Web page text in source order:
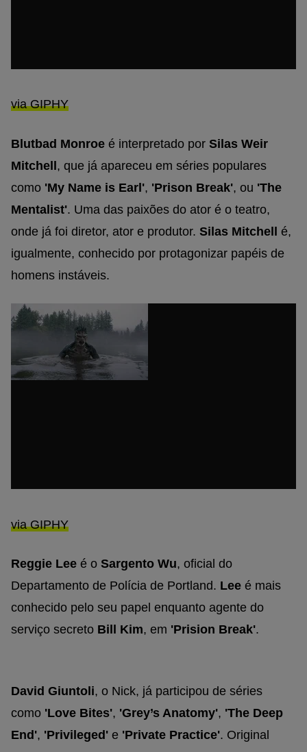
via GIPHY
Blutbad Monroe é interpretado por Silas Weir
Mitchell, que já apareceu em séries populares
como 'My Name is Earl', 'Prison Break', ou 'The
Mentalist'. Uma das paixões do ator é o teatro,
onde já foi diretor, ator e produtor. Silas Mitchell é,
igualmente, conhecido por protagonizar papéis de
homens instáveis.
via GIPHY
Reggie Lee é o Sargento Wu, oficial do
Departamento de Polícia de Portland. Lee é mais
conhecido pelo seu papel enquanto agente do
serviço secreto Bill Kim, em 'Prision Break'.
David Giuntoli, o Nick, já participou de séries
como 'Love Bites', 'Grey’s Anatomy', 'The Deep
End', 'Privileged' e 'Private Practice'. Original